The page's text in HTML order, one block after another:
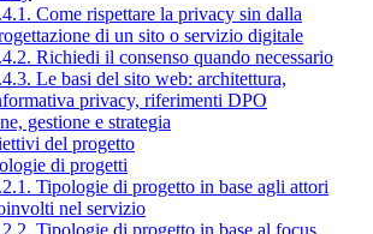
Come rispettare la privacy sin dalla
di un sito o servizio digitale
Richiedi il consenso quando necessario
Le basi del sito web: architettura,
privacy, riferimenti DPO
gestione e strategia
del progetto
di progetti
Tipologie di progetto in base agli attori
nel servizio
Tipologie di progetto in base al focus